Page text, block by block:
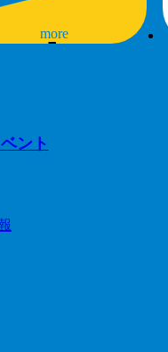
more
ント